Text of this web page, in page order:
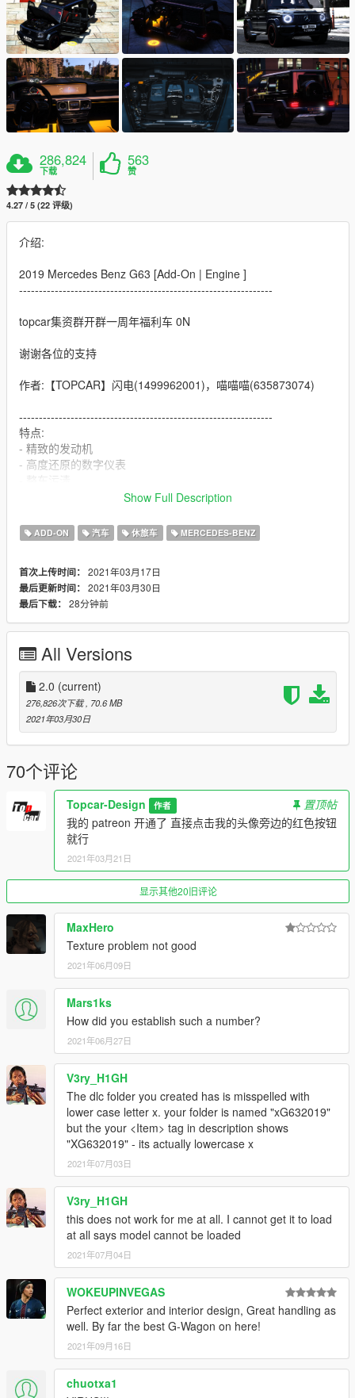
286,824
下载
563
赞
4.27 / 5 (22 评级)
介绍:
2019 Mercedes Benz G63 [Add-On | Engine ]
----------------------------------------------------------------
topcar集资群开群一周年福利车 0N
谢谢各位的支持
作者:【TOPCAR】闪电(1499962001)，喵喵喵(635873074)
----------------------------------------------------------------
特点:
- 精致的发动机
- 高度还原的数字仪表
- 高清后视镜
-hud
----------------------------------------------------------------
安装教程:
1:将Xg632019文件夹放进X:\Grand Theft Auto
2:用OpenIV导出
X:\Grand Theft Auto
V\update\update.rpf\common\data\dlclist.xml 文件
然后用记事本打开并添加下面这行
dlcpacks:\XG632019\
保存再替换。
3.使用可按名称刷车的修改器来刷车,刷车名 Xg632019
----------------------------------------------------------------
【TOPCAR】公开群：925190496
【作者】闪电:1499962001
----------------------------------------------------------------
本福利公放车由Topcar Design集资群出品
2019 Mercedes Benz G63 [Add-On / ENGINE]
Model from GTA Forza 4 3d model
Converted to GTA5: SHANDIAN【闪电】
Screenshot: null
Installation
----------------------------------------------------------------
addon:
1:Copy Xg632019 folder to
X:\Grand Theft Auto V\mods\update\x64\dlcpacks
----------------------------------------------------------------
2:Use OpenIV extract
X:\Grand Theft Auto
V\update\update.rpf\common\data\dlclist.xml
then use notepad open it,add new line
dlcpacks:\XG632019\
Show Full Description
ADD-ON 汽车 休旅车 MERCEDES-BENZ
首次上传时间： 2021年03月17日
最后更新时间： 2021年03月30日
最后下载： 28分钟前
All Versions
2.0 (current)
276,826次下载, 70.6 MB
2021年03月30日
70个评论
Topcar-Design 作者
置顶帖
我的 patreon 开通了 直接点击我的头像旁边的红色按钮
就行
2021年03月21日
显示其他20旧评论
MaxHero
Texture problem not good
2021年06月09日
Mars1ks
How did you establish such a number?
2021年06月27日
V3ry_H1GH
The dlc folder you created has is misspelled with
lower case letter x. your folder is named "xG632019"
but the your <Item> tag in description shows
"XG632019" - its actually lowercase x
2021年07月03日
V3ry_H1GH
this does not work for me at all. I cannot get it to load
at all says model cannot be loaded
2021年07月04日
WOKEUPINVEGAS
Perfect exterior and interior design, Great handling as
well. By far the best G-Wagon on here!
2021年09月16日
chuotxa1